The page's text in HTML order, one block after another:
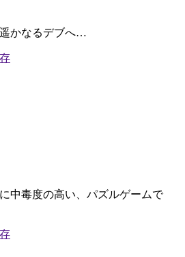
かなるデブへ…
中毒度の高い、パズルゲームで